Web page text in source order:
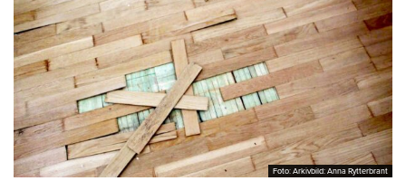
Foto: Arkivbild: Anna Rytterbrant
Foto: Arkivbild: Anna Rytterbrant